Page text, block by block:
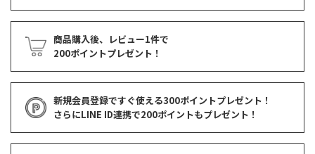
商品購入後、レビュー1件で
200ポイントプレゼント！
新規会員登録ですぐ使える300ポイントプレゼント！
さらにLINE ID連携で200ポイントもプレゼント！